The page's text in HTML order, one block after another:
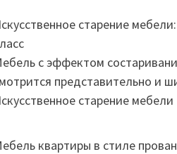
старение
с эффектом
представительно и
старение мебели
квартиры в стиле